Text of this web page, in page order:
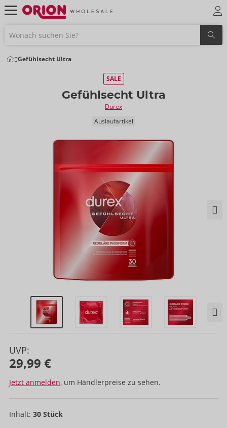
Gefühlsecht Ultra
SALE
Gefühlsecht Ultra
Durex
Auslaufartikel
UVP:
29,99 €
Jetzt anmelden, um Händlerpreise zu sehen.
Inhalt: 30 Stück